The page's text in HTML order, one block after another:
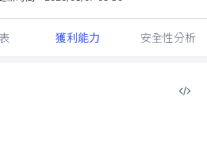
獲利能力 安全性分析